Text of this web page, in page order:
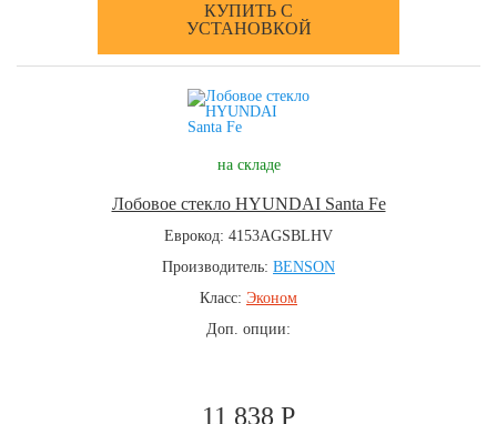
КУПИТЬ С
УСТАНОВКОЙ
на складе
Лобовое стекло HYUNDAI Santa Fe
Еврокод: 4153AGSBLHV
Производитель: BENSON
Класс: Эконом
Доп. опции:
11 838 Р